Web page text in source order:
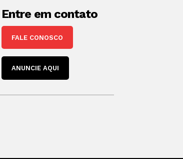
Entre em contato
FALE CONOSCO
ANUNCIE AQUI